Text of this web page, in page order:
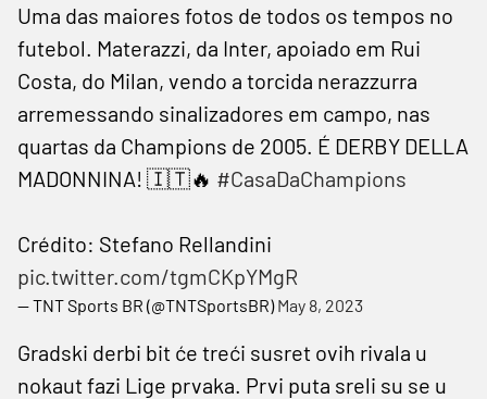
Uma das maiores fotos de todos os tempos no
futebol. Materazzi, da Inter, apoiado em Rui
Costa, do Milan, vendo a torcida nerazzurra
arremessando sinalizadores em campo, nas
quartas da Champions de 2005. É DERBY DELLA
MADONNINA! 🇮🇹🔥 #CasaDaChampions
Crédito: Stefano Rellandini
pic.twitter.com/tgmCKpYMgR
— TNT Sports BR (@TNTSportsBR)May 8, 2023
Gradski derbi bit će treći susret ovih rivala u
nokaut fazi Lige prvaka. Prvi puta sreli su se u